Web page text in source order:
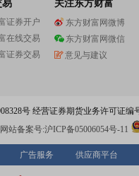
易
证券开户
在线交易
证券交易
关注东方财富
东方财富网微博
东方财富网微信
意见与建议
号 经营证券期货业务许可证编
网站备案号:沪ICP备05006054号-11
广告服务 供应商平台